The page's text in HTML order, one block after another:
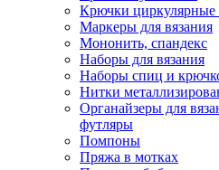
Крючки циркулярные
Маркеры для вязания
Мононить, спандекс
Наборы для вязания
Наборы спиц и
Нитки
Органайзеры для
футляры
Помпоны
Пряжа в мотках